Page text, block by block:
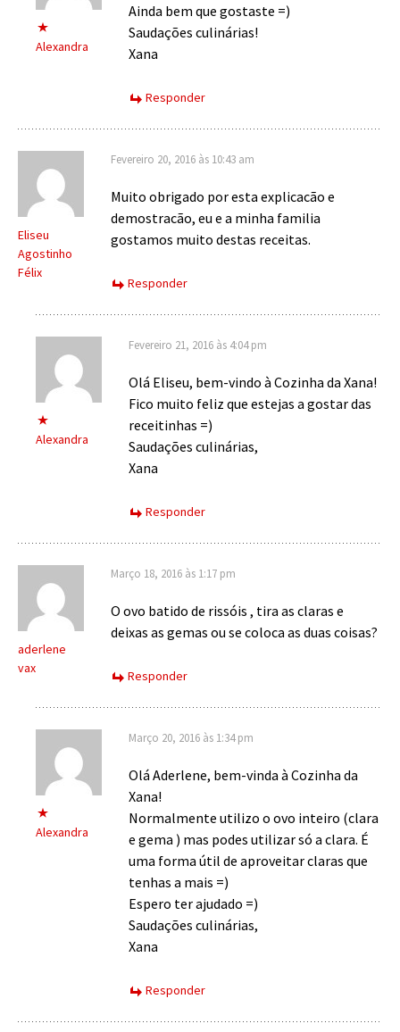
Alexandra
Ainda bem que gostaste =)
Saudações culinárias!
Xana
Responder
Eliseu
Agostinho
Félix
Fevereiro 20, 2016 às 10:43 am
Muito obrigado por esta explicacão e
demostracão, eu e a minha familia
gostamos muito destas receitas.
Responder
Alexandra
Fevereiro 21, 2016 às 4:04 pm
Olá Eliseu, bem-vindo à Cozinha da Xana!
Fico muito feliz que estejas a gostar das
receitinhas =)
Saudações culinárias,
Xana
Responder
aderlene
vax
Março 18, 2016 às 1:17 pm
O ovo batido de rissóis , tira as claras e
deixas as gemas ou se coloca as duas coisas?
Responder
Alexandra
Março 20, 2016 às 1:34 pm
Olá Aderlene, bem-vinda à Cozinha da
Xana!
Normalmente utilizo o ovo inteiro (clara
e gema ) mas podes utilizar só a clara. É
uma forma útil de aproveitar claras que
tenhas a mais =)
Espero ter ajudado =)
Saudações culinárias,
Xana
Responder